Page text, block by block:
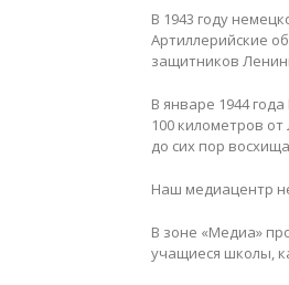
В 1943 году
Артиллерийские
защитников
В январе 1944
100 километров
до сих пор
Наш медиацентр
В зоне «Медиа»
учащиеся школы,